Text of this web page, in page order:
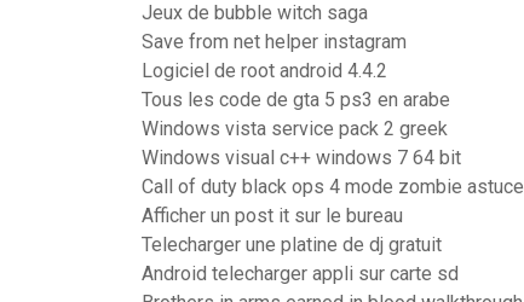
Jeux de bubble witch saga
Save from net helper instagram
Logiciel de root android 4.4.2
Tous les code de gta 5 ps3 en arabe
Windows vista service pack 2 greek
Windows visual c++ windows 7 64 bit
Call of duty black ops 4 mode zombie astuce
Afficher un post it sur le bureau
Telecharger une platine de dj gratuit
Android telecharger appli sur carte sd